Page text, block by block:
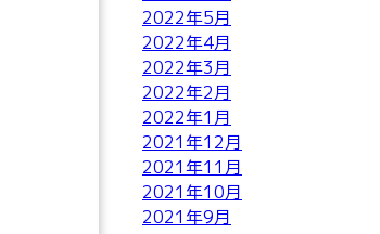
2022年5月
2022年4月
2022年3月
2022年2月
2022年1月
2021年12月
2021年11月
2021年10月
2021年9月